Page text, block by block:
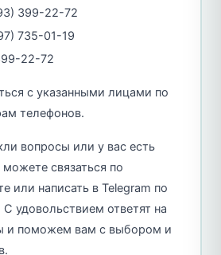
399-22-72
735-01-19
22-72
с указанными лицами по
телефонов.
вопросы или у вас есть
связаться по
или написать в Telegram по
удовольствием ответят на
и поможем вам с выбором и